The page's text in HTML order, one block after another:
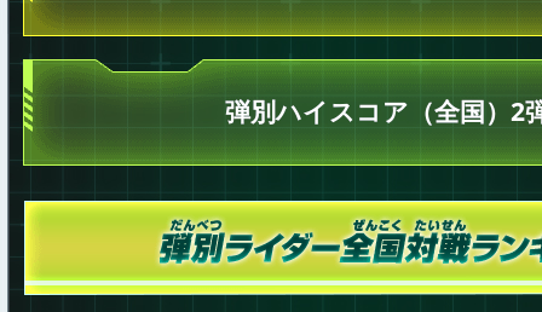
弾別ハイスコア（全国）2